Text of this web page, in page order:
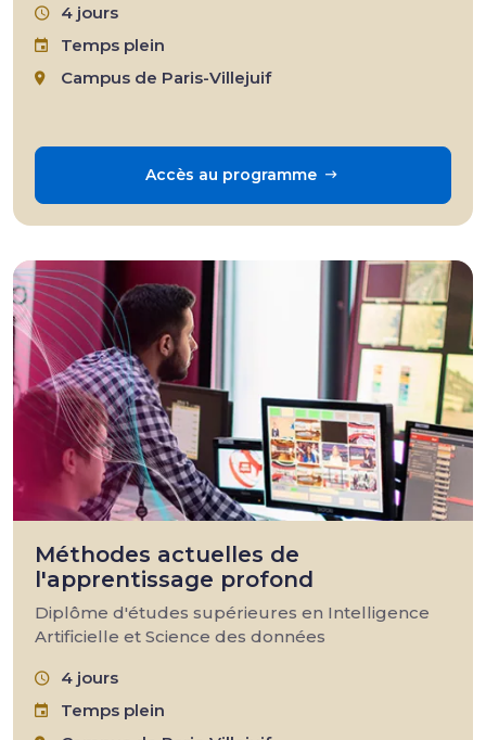
4 jours
Temps plein
Campus de Paris-Villejuif
Accès au programme
Méthodes actuelles de
l'apprentissage profond
Diplôme d'études supérieures en Intelligence
Artificielle et Science des données
4 jours
Temps plein